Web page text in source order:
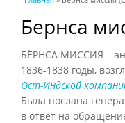
Бернса
БЁРНСА МИССИЯ –
1836-1838 годы,
Ост-Индской
Была послана
в ответ на